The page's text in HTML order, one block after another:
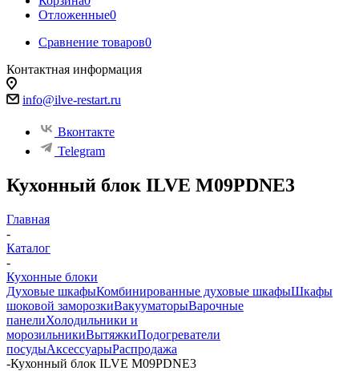
Отложенные0
Сравнение товаров0
Контактная информация
info@ilve-restart.ru
Вконтакте
Telegram
Кухонный блок ILVE M09PDNE3
Главная
-
Каталог
-
Кухонные блоки
Духовые шкафыКомбинированные духовые шкафыШкафы
шоковой заморозкиВакууматорыВарочные
панелиХолодильники и
морозильникиВытяжкиПодогреватели
посудыАксессуарыРаспродажа
-Кухонный блок ILVE M09PDNE3